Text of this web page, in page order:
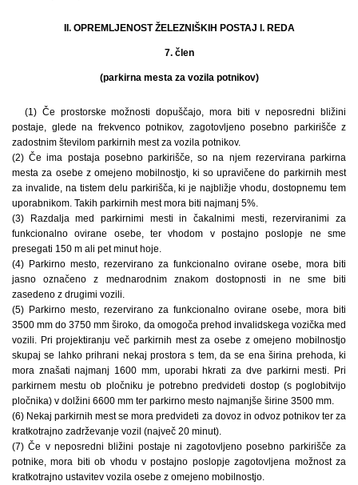
II. OPREMLJENOST ŽELEZNIŠKIH POSTAJ I. REDA
7. člen
(parkirna mesta za vozila potnikov)
(1) Če prostorske možnosti dopuščajo, mora biti v neposredni bližini
postaje, glede na frekvenco potnikov, zagotovljeno posebno parkirišče z
zadostnim številom parkirnih mest za vozila potnikov.
(2) Če ima postaja posebno parkirišče, so na njem rezervirana parkirna
mesta za osebe z omejeno mobilnostjo, ki so upravičene do parkirnih mest
za invalide, na tistem delu parkirišča, ki je najbližje vhodu, dostopnemu tem
uporabnikom. Takih parkirnih mest mora biti najmanj 5%.
(3) Razdalja med parkirnimi mesti in čakalnimi mesti, rezerviranimi za
funkcionalno ovirane osebe, ter vhodom v postajno poslopje ne sme
presegati 150 m ali pet minut hoje.
(4) Parkirno mesto, rezervirano za funkcionalno ovirane osebe, mora biti
jasno označeno z mednarodnim znakom dostopnosti in ne sme biti
zasedeno z drugimi vozili.
(5) Parkirno mesto, rezervirano za funkcionalno ovirane osebe, mora biti
3500 mm do 3750 mm široko, da omogoča prehod invalidskega vozička med
vozili. Pri projektiranju več parkirnih mest za osebe z omejeno mobilnostjo
skupaj se lahko prihrani nekaj prostora s tem, da se ena širina prehoda, ki
mora znašati najmanj 1600 mm, uporabi hkrati za dve parkirni mesti. Pri
parkirnem mestu ob pločniku je potrebno predvideti dostop (s poglobitvijo
pločnika) v dolžini 6600 mm ter parkirno mesto najmanjše širine 3500 mm.
(6) Nekaj parkirnih mest se mora predvideti za dovoz in odvoz potnikov ter za
kratkotrajno zadrževanje vozil (največ 20 minut).
(7) Če v neposredni bližini postaje ni zagotovljeno posebno parkirišče za
potnike, mora biti ob vhodu v postajno poslopje zagotovljena možnost za
kratkotrajno ustavitev vozila osebe z omejeno mobilnostjo.